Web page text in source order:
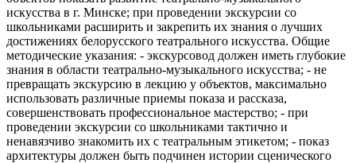
искусства в г. Минске; при проведении экскурсии со
школьниками расширить и закрепить их знания о лучших
достижениях белорусского театрального искусства. Общие
методические указания: - экскурсовод должен иметь глубокие
знания в области театрально-музыкального искусства; - не
превращать экскурсию в лекцию у объектов, максимально
использовать различные приемы показа и рассказа,
совершенствовать профессиональное мастерство; - при
проведении экскурсии со школьниками тактично и
ненавязчиво знакомить их с театральным этикетом; - показ
архитектуры должен быть подчинен истории сценического